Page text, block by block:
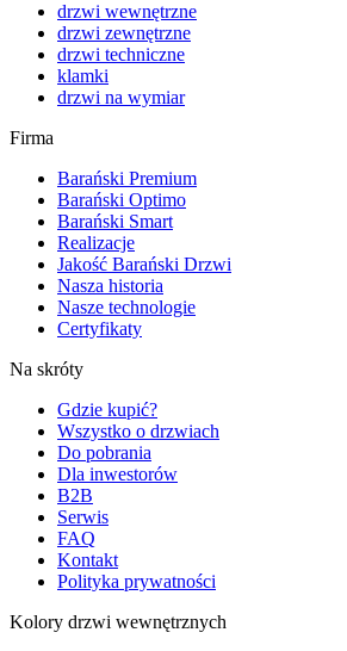
drzwi wewnętrzne
drzwi zewnętrzne
drzwi techniczne
klamki
drzwi na wymiar
Firma
Barański Premium
Barański Optimo
Barański Smart
Realizacje
Jakość Barański Drzwi
Nasza historia
Nasze technologie
Certyfikaty
Na skróty
Gdzie kupić?
Wszystko o drzwiach
Do pobrania
Dla inwestorów
B2B
Serwis
FAQ
Kontakt
Polityka prywatności
Kolory drzwi wewnętrznych